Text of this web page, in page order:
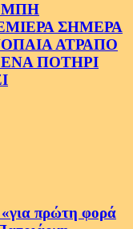
ΣΗΜΕΡΑ
ΑΤΡΑΠΟ
ΠΟΤΗΡΙ
«για πρώτη φορά